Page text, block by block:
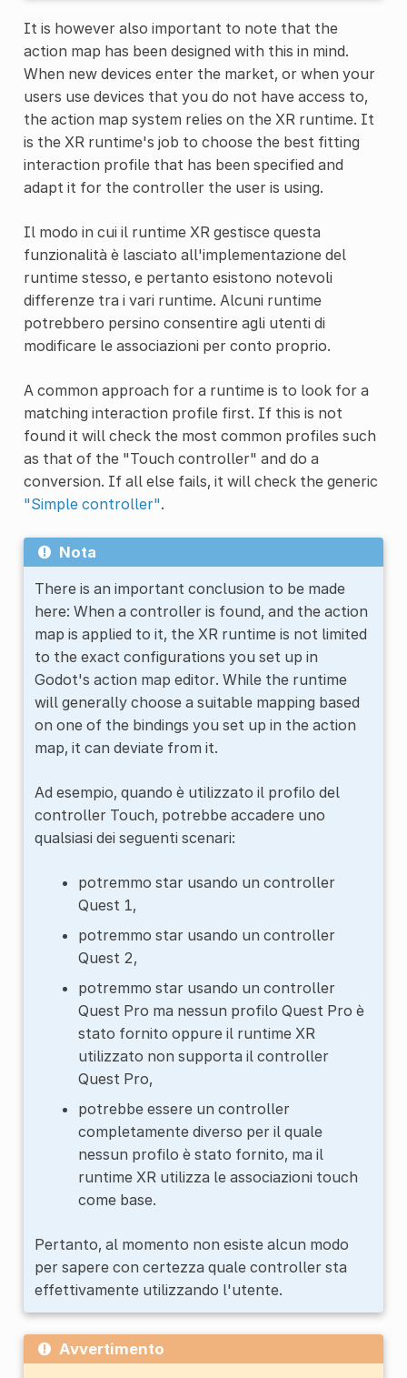
It is however also important to note that the
action map has been designed with this in mind.
When new devices enter the market, or when your
users use devices that you do not have access to,
the action map system relies on the XR runtime. It
is the XR runtime's job to choose the best fitting
interaction profile that has been specified and
adapt it for the controller the user is using.
Il modo in cui il runtime XR gestisce questa
funzionalità è lasciato all'implementazione del
runtime stesso, e pertanto esistono notevoli
differenze tra i vari runtime. Alcuni runtime
potrebbero persino consentire agli utenti di
modificare le associazioni per conto proprio.
A common approach for a runtime is to look for a
matching interaction profile first. If this is not
found it will check the most common profiles such
as that of the "Touch controller" and do a
conversion. If all else fails, it will check the generic
"Simple controller".
Nota
There is an important conclusion to be made
here: When a controller is found, and the action
map is applied to it, the XR runtime is not limited
to the exact configurations you set up in
Godot's action map editor. While the runtime
will generally choose a suitable mapping based
on one of the bindings you set up in the action
map, it can deviate from it.
Ad esempio, quando è utilizzato il profilo del
controller Touch, potrebbe accadere uno
qualsiasi dei seguenti scenari:
potremmo star usando un controller
Quest 1,
potremmo star usando un controller
Quest 2,
potremmo star usando un controller
Quest Pro ma nessun profilo Quest Pro è
stato fornito oppure il runtime XR
utilizzato non supporta il controller
Quest Pro,
potrebbe essere un controller
completamente diverso per il quale
nessun profilo è stato fornito, ma il
runtime XR utilizza le associazioni touch
come base.
Pertanto, al momento non esiste alcun modo
per sapere con certezza quale controller sta
effettivamente utilizzando l'utente.
Avvertimento